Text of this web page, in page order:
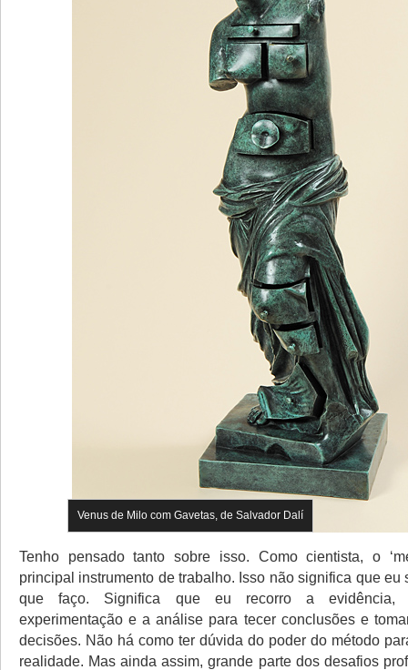
Venus de Milo com Gavetas, de Salvador Dalí
Tenho pensado tanto sobre isso. Como cientista, o
principal instrumento de trabalho. Isso não significa que eu
que faço. Significa que eu recorro a
experimentação e a análise para tecer conclusões e
decisões. Não há como ter dúvida do poder do método
realidade. Mas ainda assim, grande parte dos desafios